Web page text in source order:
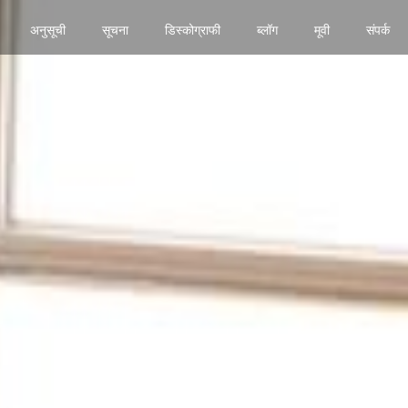
अनुसूची सूचना डिस्कोग्राफी ब्लॉग मूवी संपर्क